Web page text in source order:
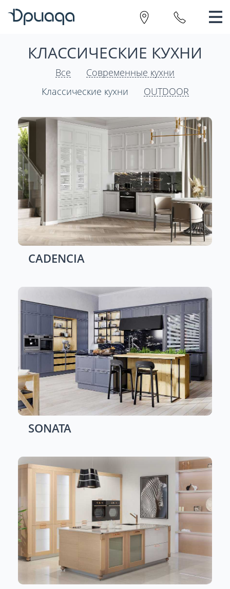
КЛАССИЧЕСКИЕ КУХНИ
Все
Современные кухни
Классические кухни
OUTDOOR
CADENCIA
SONATA